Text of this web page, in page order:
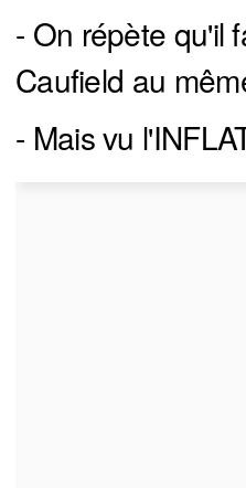
- On répète qu'il
Caufield au
- Mais vu